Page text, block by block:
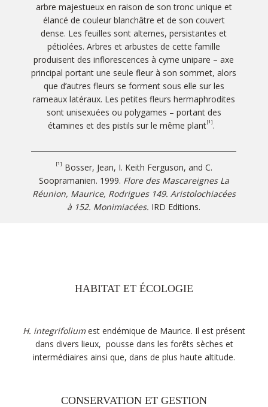
arbre majestueux en raison de son tronc unique et
élancé de couleur blanchâtre et de son couvert
dense. Les feuilles sont alternes, persistantes et
pétiolées. Arbres et arbustes de cette famille
produisent des inflorescences à cyme unipare – axe
principal portant une seule fleur à son sommet, alors
que d’autres fleurs se forment sous elle sur les
rameaux latéraux. Les petites fleurs hermaphrodites
sont unisexuées ou polygames – portant des
étamines et des pistils sur le même plant[1] .
[1] Bosser, Jean, I. Keith Ferguson, and C.
Soopramanien. 1999. Flore des Mascareignes La
Réunion, Maurice, Rodrigues 149. Aristolochiacées
à 152. Monimiacées. IRD Editions.
HABITAT ET ÉCOLOGIE
H. integrifoliumest endémique de Maurice. Il est présent
dans divers lieux, pousse dans les forêts sèches et
intermédiaires ainsi que, dans de plus haute altitude.
CONSERVATION ET GESTION